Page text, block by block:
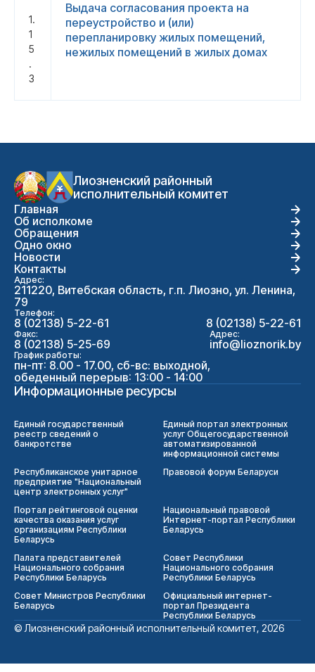
1.
1
5
.
3
Выдача согласования проекта на
переустройство и (или)
перепланировку жилых помещений,
нежилых помещений в жилых домах
Лиозненский районный
исполнительный комитет
Главная
Об исполкоме
Обращения
Одно окно
Новости
Контакты
Адрес:
211220, Витебская область, г.п. Лиозно, ул. Ленина,
79
Телефон:
8 (02138) 5-22-61 8 (02138) 5-22-61
Факс:
8 (02138) 5-25-69
Адрес:
info@lioznorik.by
График работы:
пн-пт: 8.00 - 17.00, сб-вс: выходной,
обеденный перерыв: 13:00 - 14:00
Информационные ресурсы
Единый государственный
реестр сведений о
банкротстве
Единый портал электронных
услуг Общегосударственной
автоматизированной
информационной системы
Республиканское унитарное
предприятие "Национальный
центр электронных услуг"
Правовой форум Беларуси
Портал рейтинговой оценки
качества оказания услуг
организациям Республики
Беларусь
Национальный правовой
Интернет-портал Республики
Беларусь
Палата представителей
Национального собрания
Республики Беларусь
Совет Республики
Национального собрания
Республики Беларусь
Совет Министров Республики
Беларусь
Официальный интернет-
портал Президента
Республики Беларусь
© Лиозненский районный исполнительный комитет, 2026